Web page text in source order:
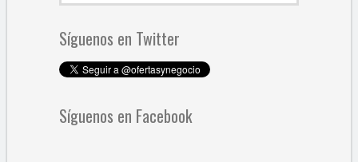
Síguenos en Twitter
Síguenos en Facebook